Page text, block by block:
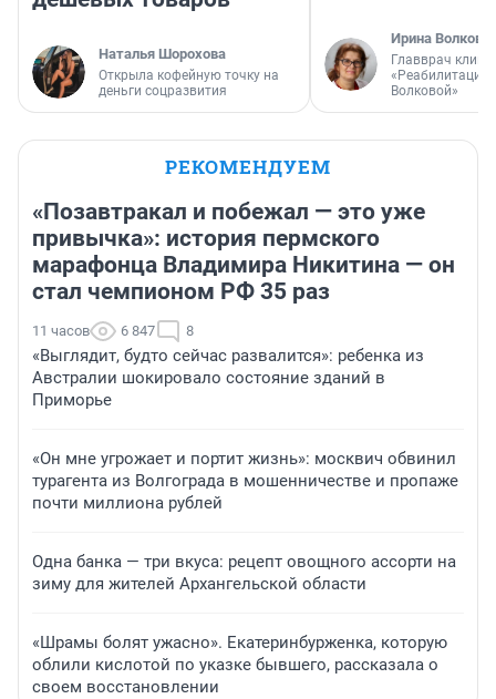
Наталья Шорохова
Открыла кофейную точку на
деньги соцразвития
Ирина Волкова
Главврач
«Реабилитация
Волковой»
РЕКОМЕНДУЕМ
«Позавтракал и побежал — это уже
привычка»: история пермского
марафонца Владимира Никитина — он
стал чемпионом РФ 35 раз
11 часов 6 847 8
«Выглядит, будто сейчас развалится»: ребенка из
Австралии шокировало состояние зданий в
Приморье
«Он мне угрожает и портит жизнь»: москвич обвинил
турагента из Волгограда в мошенничестве и пропаже
почти миллиона рублей
Одна банка — три вкуса: рецепт овощного ассорти на
зиму для жителей Архангельской области
«Шрамы болят ужасно». Екатеринбурженка, которую
облили кислотой по указке бывшего, рассказала о
своем восстановлении